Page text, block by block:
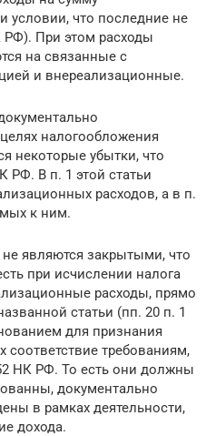
условии, что последние не
При этом расходы
на связанные с
и внереализационные.
налогообложения
некоторые убытки, что
РФ. В п. 1 этой статьи
расходов, а в п.
к ним.
являются закрытыми, что
при исчислении налога
расходы, прямо
статьи (пп. 20 п. 1
для признания
соответствие требованиям,
НК РФ. То есть они должны
документально
в рамках деятельности,
дохода.